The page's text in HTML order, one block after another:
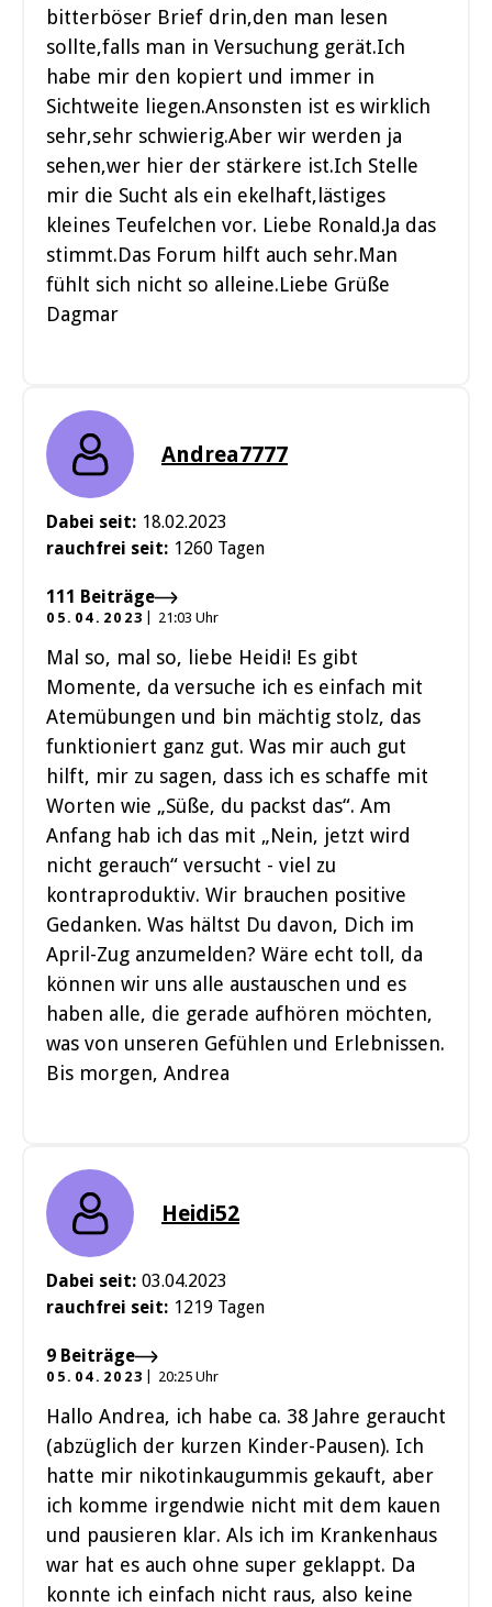
bitterböser Brief drin,den man lesen
sollte,falls man in Versuchung gerät.Ich
habe mir den kopiert und immer in
Sichtweite liegen.Ansonsten ist es wirklich
sehr,sehr schwierig.Aber wir werden ja
sehen,wer hier der stärkere ist.Ich Stelle
mir die Sucht als ein ekelhaft,lästiges
kleines Teufelchen vor. Liebe Ronald.Ja das
stimmt.Das Forum hilft auch sehr.Man
fühlt sich nicht so alleine.Liebe Grüße
Dagmar
Andrea7777
Dabei seit: 18.02.2023
rauchfrei seit: 1260 Tagen
111 Beiträge
05.04.2023 21:03 Uhr
Mal so, mal so, liebe Heidi! Es gibt
Momente, da versuche ich es einfach mit
Atemübungen und bin mächtig stolz, das
funktioniert ganz gut. Was mir auch gut
hilft, mir zu sagen, dass ich es schaffe mit
Worten wie „Süße, du packst das“. Am
Anfang hab ich das mit „Nein, jetzt wird
nicht gerauch“ versucht - viel zu
kontraproduktiv. Wir brauchen positive
Gedanken. Was hältst Du davon, Dich im
April-Zug anzumelden? Wäre echt toll, da
können wir uns alle austauschen und es
haben alle, die gerade aufhören möchten,
was von unseren Gefühlen und Erlebnissen.
Bis morgen, Andrea
Heidi52
Dabei seit: 03.04.2023
rauchfrei seit: 1219 Tagen
9 Beiträge
05.04.2023 20:25 Uhr
Hallo Andrea, ich habe ca. 38 Jahre geraucht
(abzüglich der kurzen Kinder-Pausen). Ich
hatte mir nikotinkaugummis gekauft, aber
ich komme irgendwie nicht mit dem kauen
und pausieren klar. Als ich im Krankenhaus
war hat es auch ohne super geklappt. Da
konnte ich einfach nicht raus, also keine